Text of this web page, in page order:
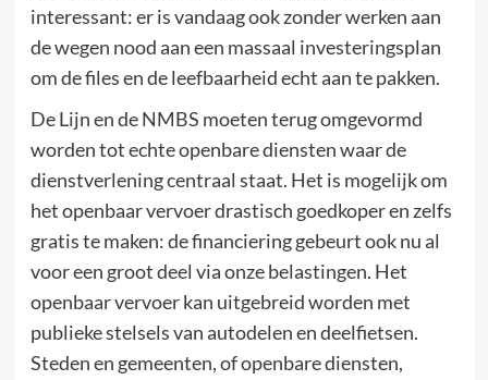
interessant: er is vandaag ook zonder werken aan
de wegen nood aan een massaal investeringsplan
om de files en de leefbaarheid echt aan te pakken.
De Lijn en de NMBS moeten terug omgevormd
worden tot echte openbare diensten waar de
dienstverlening centraal staat. Het is mogelijk om
het openbaar vervoer drastisch goedkoper en zelfs
gratis te maken: de financiering gebeurt ook nu al
voor een groot deel via onze belastingen. Het
openbaar vervoer kan uitgebreid worden met
publieke stelsels van autodelen en deelfietsen.
Steden en gemeenten, of openbare diensten,